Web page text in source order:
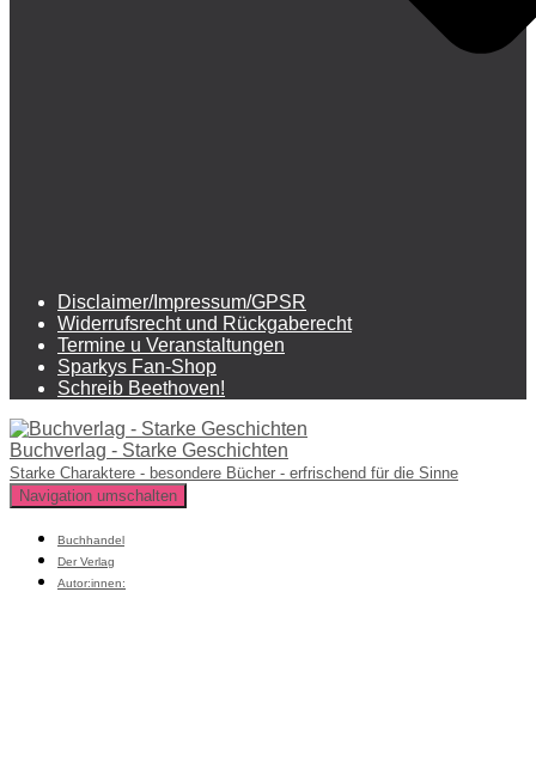
Disclaimer/Impressum/GPSR
Widerrufsrecht und Rückgaberecht
Termine u Veranstaltungen
Sparkys Fan-Shop
Schreib Beethoven!
Buchverlag - Starke Geschichten
Starke Charaktere - besondere Bücher - erfrischend für die Sinne
Navigation umschalten
Buchhandel
Der Verlag
Autor:innen: